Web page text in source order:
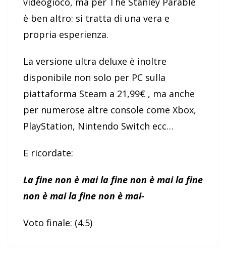
è ben altro: si tratta di una vera e
propria esperienza.
La versione ultra deluxe è inoltre
disponibile non solo per PC sulla
piattaforma Steam a 21,99€ , ma anche
per numerose altre console come Xbox,
PlayStation, Nintendo Switch ecc…
E ricordate:
La fine non è mai la fine non è mai la fine
non è mai la fine non è mai-
Voto finale: (4.5)